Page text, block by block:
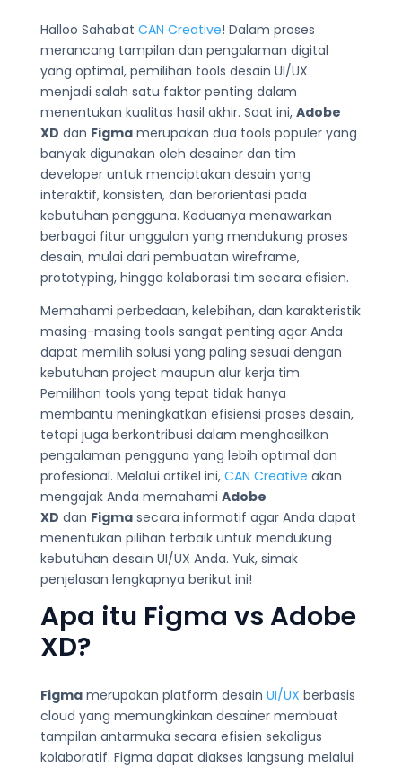
Halloo Sahabat CAN Creative! Dalam proses
merancang tampilan dan pengalaman digital
yang optimal, pemilihan tools desain UI/UX
menjadi salah satu faktor penting dalam
menentukan kualitas hasil akhir. Saat ini, Adobe
XD dan Figma merupakan dua tools populer yang
banyak digunakan oleh desainer dan tim
developer untuk menciptakan desain yang
interaktif, konsisten, dan berorientasi pada
kebutuhan pengguna. Keduanya menawarkan
berbagai fitur unggulan yang mendukung proses
desain, mulai dari pembuatan wireframe,
prototyping, hingga kolaborasi tim secara efisien.
Memahami perbedaan, kelebihan, dan karakteristik
masing-masing tools sangat penting agar Anda
dapat memilih solusi yang paling sesuai dengan
kebutuhan project maupun alur kerja tim.
Pemilihan tools yang tepat tidak hanya
membantu meningkatkan efisiensi proses desain,
tetapi juga berkontribusi dalam menghasilkan
pengalaman pengguna yang lebih optimal dan
profesional. Melalui artikel ini, CAN Creative akan
mengajak Anda memahami Adobe
XD dan Figma secara informatif agar Anda dapat
menentukan pilihan terbaik untuk mendukung
kebutuhan desain UI/UX Anda. Yuk, simak
penjelasan lengkapnya berikut ini!
Apa itu Figma vs Adobe
XD?
Figma merupakan platform desain UI/UX berbasis
cloud yang memungkinkan desainer membuat
tampilan antarmuka secara efisien sekaligus
kolaboratif. Figma dapat diakses langsung melalui